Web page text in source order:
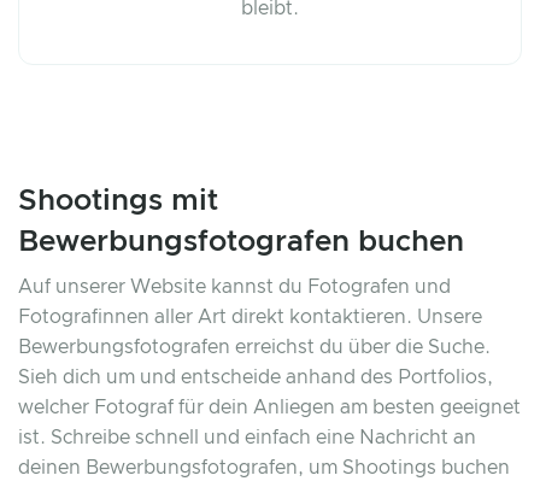
bleibt.
Shootings mit
Bewerbungsfotografen buchen
Auf unserer Website kannst du Fotografen und
Fotografinnen aller Art direkt kontaktieren. Unsere
Bewerbungsfotografen erreichst du über die Suche.
Sieh dich um und entscheide anhand des Portfolios,
welcher Fotograf für dein Anliegen am besten geeignet
ist. Schreibe schnell und einfach eine Nachricht an
deinen Bewerbungsfotografen, um Shootings buchen